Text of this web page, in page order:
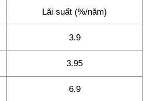
Lãi suất (%/năm)
3.9
3.95
6.9